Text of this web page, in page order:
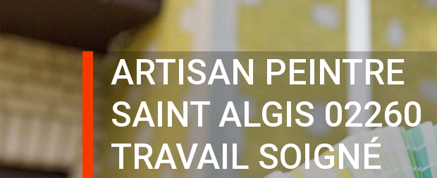
ARTISAN PEINTRE
SAINT ALGIS 02260
TRAVAIL SOIGNÉ